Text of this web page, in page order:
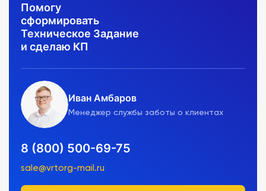
Помогу
сформировать
Техническое Задание
и сделаю КП
Иван Амбаров
Менеджер службы заботы о клиентах
8 (800) 500-69-75
sale@vrtorg-mail.ru